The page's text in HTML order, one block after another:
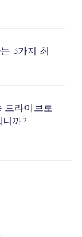
3가지 최
드라이브로
까?